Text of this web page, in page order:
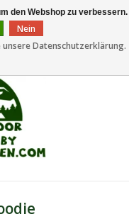
den Webshop zu verbessern.
Nein
Datenschutzerklärung.